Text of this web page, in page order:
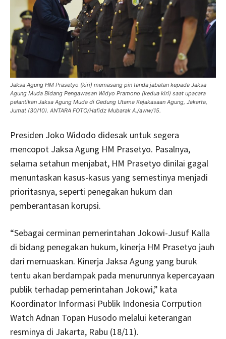
Jaksa Agung HM Prasetyo (kiri) memasang pin tanda jabatan kepada Jaksa
Agung Muda Bidang Pengawasan Widyo Pramono (kedua kiri) saat upacara
pelantikan Jaksa Agung Muda di Gedung Utama Kejakasaan Agung, Jakarta,
Jumat (30/10). ANTARA FOTO/Hafidz Mubarak A./aww/15.
Presiden Joko Widodo didesak untuk segera
mencopot Jaksa Agung HM Prasetyo. Pasalnya,
selama setahun menjabat, HM Prasetyo dinilai gagal
menuntaskan kasus-kasus yang semestinya menjadi
prioritasnya, seperti penegakan hukum dan
pemberantasan korupsi.
“Sebagai cerminan pemerintahan Jokowi-Jusuf Kalla
di bidang penegakan hukum, kinerja HM Prasetyo jauh
dari memuaskan. Kinerja Jaksa Agung yang buruk
tentu akan berdampak pada menurunnya kepercayaan
publik terhadap pemerintahan Jokowi,” kata
Koordinator Informasi Publik Indonesia Corrpution
Watch Adnan Topan Husodo melalui keterangan
resminya di Jakarta, Rabu (18/11).